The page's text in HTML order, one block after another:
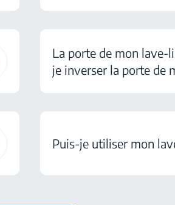
La porte de mon lave-
je inverser la porte de
Puis-je utiliser mon